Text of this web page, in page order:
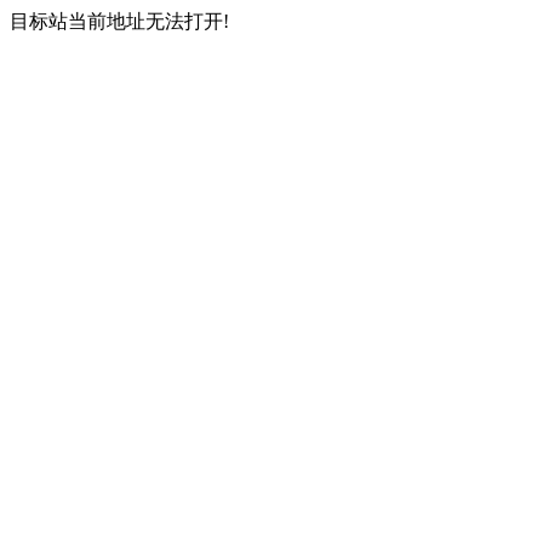
目标站当前地址无法打开!